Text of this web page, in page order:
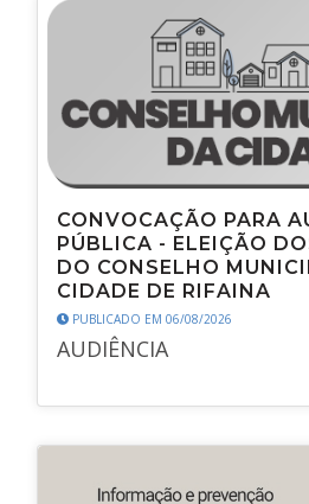
CONVOCAÇÃO PARA
PÚBLICA - ELEIÇÃO
DO CONSELHO
CIDADE DE RIFAINA
PUBLICADO EM 06/08/2026
AUDIÊNCIA